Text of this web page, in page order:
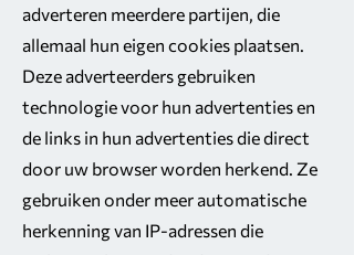
adverteren meerdere partijen, die
allemaal hun eigen cookies plaatsen.
Deze adverteerders gebruiken
technologie voor hun advertenties en
de links in hun advertenties die direct
door uw browser worden herkend. Ze
gebruiken onder meer automatische
herkenning van IP-adressen die